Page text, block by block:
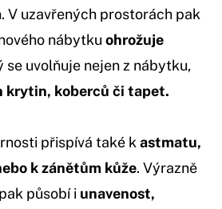
V uzavřených prostorách pak
nábytku ohrožuje
se uvolňuje nejen z nábytku,
krytin, koberců či tapet.
přispívá také k astmatu,
k zánětům kůže. Výrazně
působí i unavenost,